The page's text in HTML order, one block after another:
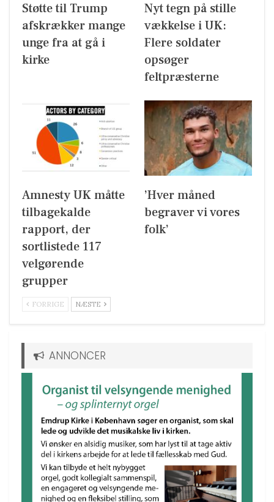
Støtte til Trump
afskrækker mange
unge fra at gå i
kirke
Nyt tegn på stille
vækkelse i UK:
Flere soldater
opsøger
feltpræsterne
Amnesty UK måtte
tilbagekalde
rapport, der
sortlistede 117
velgørende
grupper
’Hver måned
begraver vi vores
folk’
FORRIGE NÆSTE
ANNONCER